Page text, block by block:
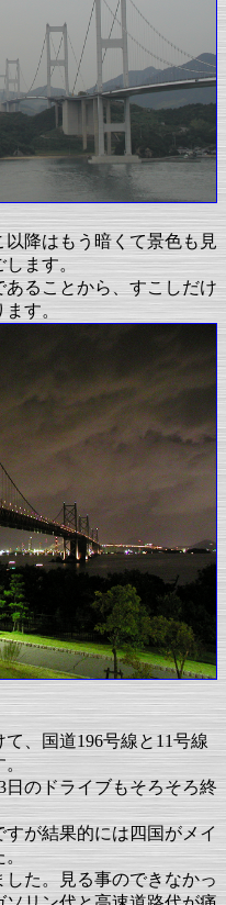
降はもう暗くて景色も見
ます。
ることから、すこしだけ
す。
、国道196号線と11号線
日のドライブもそろそろ終
が結果的には四国がメイ
。
た。見る事のできなかっ